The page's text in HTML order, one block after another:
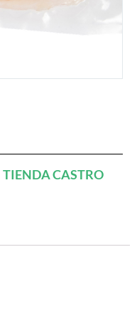
TIENDA CASTRO